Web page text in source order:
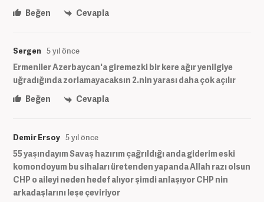
Beğen
Cevapla
Sergen 5 yıl önce
Ermeniler Azerbaycan'a giremezki bir kere ağır yenilgiye
uğradığında zorlamayacaksın 2.nin yarası daha çok açılır
Beğen
Cevapla
Demir Ersoy 5 yıl önce
55 yaşındayım Savaş hazırım çağrıldığı anda giderim eski
komondoyum bu sihaları üretenden yapanda Allah razı olsun
CHP o aileyi neden hedef alıyor şimdi anlaşıyor CHP nin
arkadaşlarını leşe çeviriyor